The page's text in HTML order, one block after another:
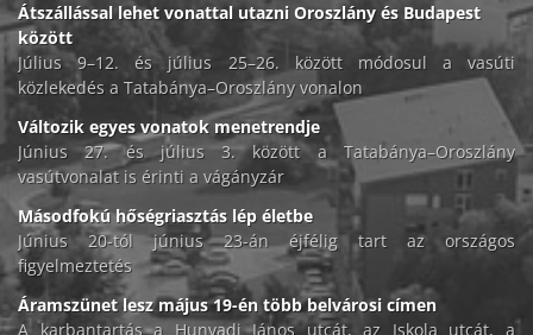
Átszállással lehet vonattal utazni Oroszlány és Budapest
között
Július 9–12. és július 25–26. között módosul a vasúti
közlekedés a Tatabánya–Oroszlány vonalon
Változik egyes vonatok menetrendje
Június 27. és július 3. között a Tatabánya–Oroszlány
vasútvonalat is érinti a vágányzár
Másodfokú hőségriasztás lép életbe
Június 20-tól június 23-án éjfélig tart az országos
figyelmeztetés
Áramszünet lesz május 19-én több belvárosi címen
A karbantartás a Hunyadi János utcát, az Iskola utcát, a